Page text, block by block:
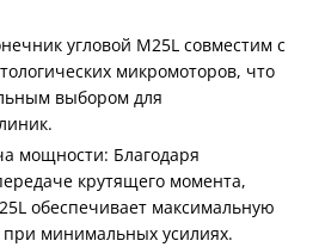
угловой M25L совместим с
микромоторов, что
выбором для
мощности: Благодаря
крутящего момента,
обеспечивает максимальную
при минимальных усилиях.